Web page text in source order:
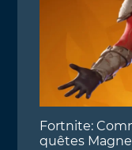
Fortnite:
quêtes